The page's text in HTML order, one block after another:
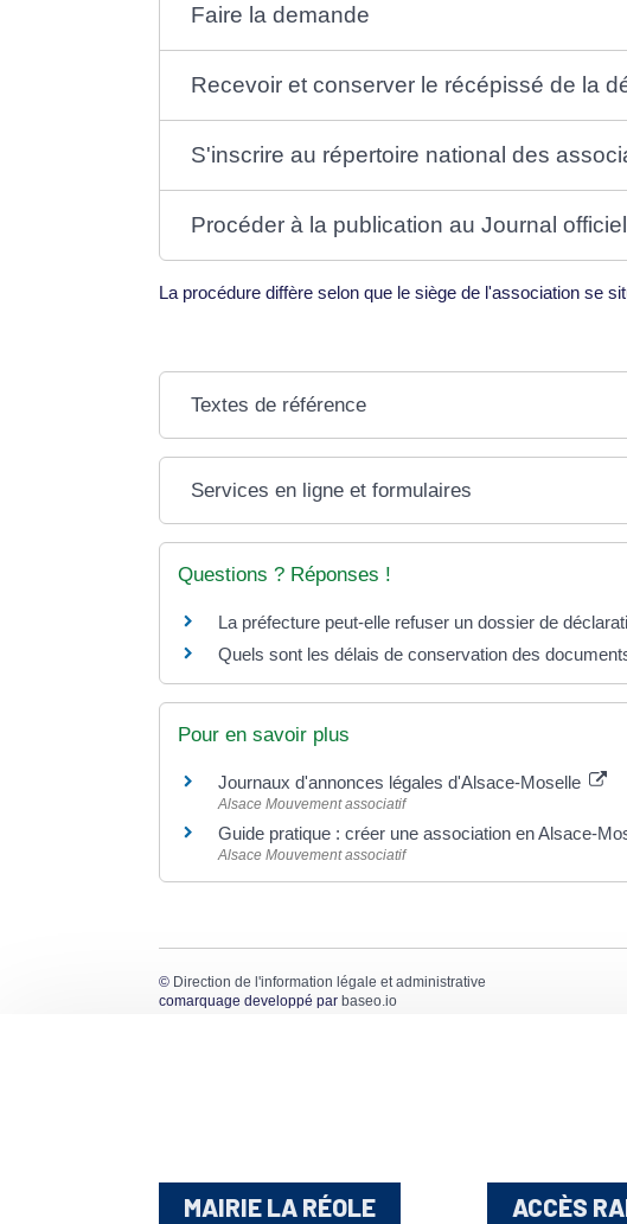
Faire la demande
Recevoir et conserver le récépissé de la
S'inscrire au répertoire national des
Procéder à la publication au Journal officiel
La procédure diffère selon que le siège de l'association se
Textes de référence
Services en ligne et formulaires
Questions ? Réponses !
La préfecture peut-elle refuser un dossier de
Quels sont les délais de conservation des
Pour en savoir plus
Journaux d'annonces légales d'Alsace-Moselle
Alsace Mouvement associatif
Guide pratique : créer une association en Alsace-
Alsace Mouvement associatif
© Direction de l'information légale et administrative
comarquage developpé par baseo.io
MAIRIE LA RÉOLE ACCÈS